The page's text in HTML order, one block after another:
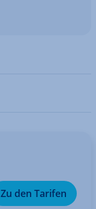
Zu den Tarifen